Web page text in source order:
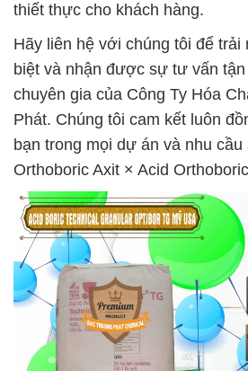
thiết thực cho khách hàng.
Hãy liên hệ với chúng tôi để trải
biệt và nhận được sự tư vấn
chuyên gia của Công Ty Hóa
Phát. Chúng tôi cam kết luôn
bạn trong mọi dự án và nhu
Orthoboric Axit × Acid